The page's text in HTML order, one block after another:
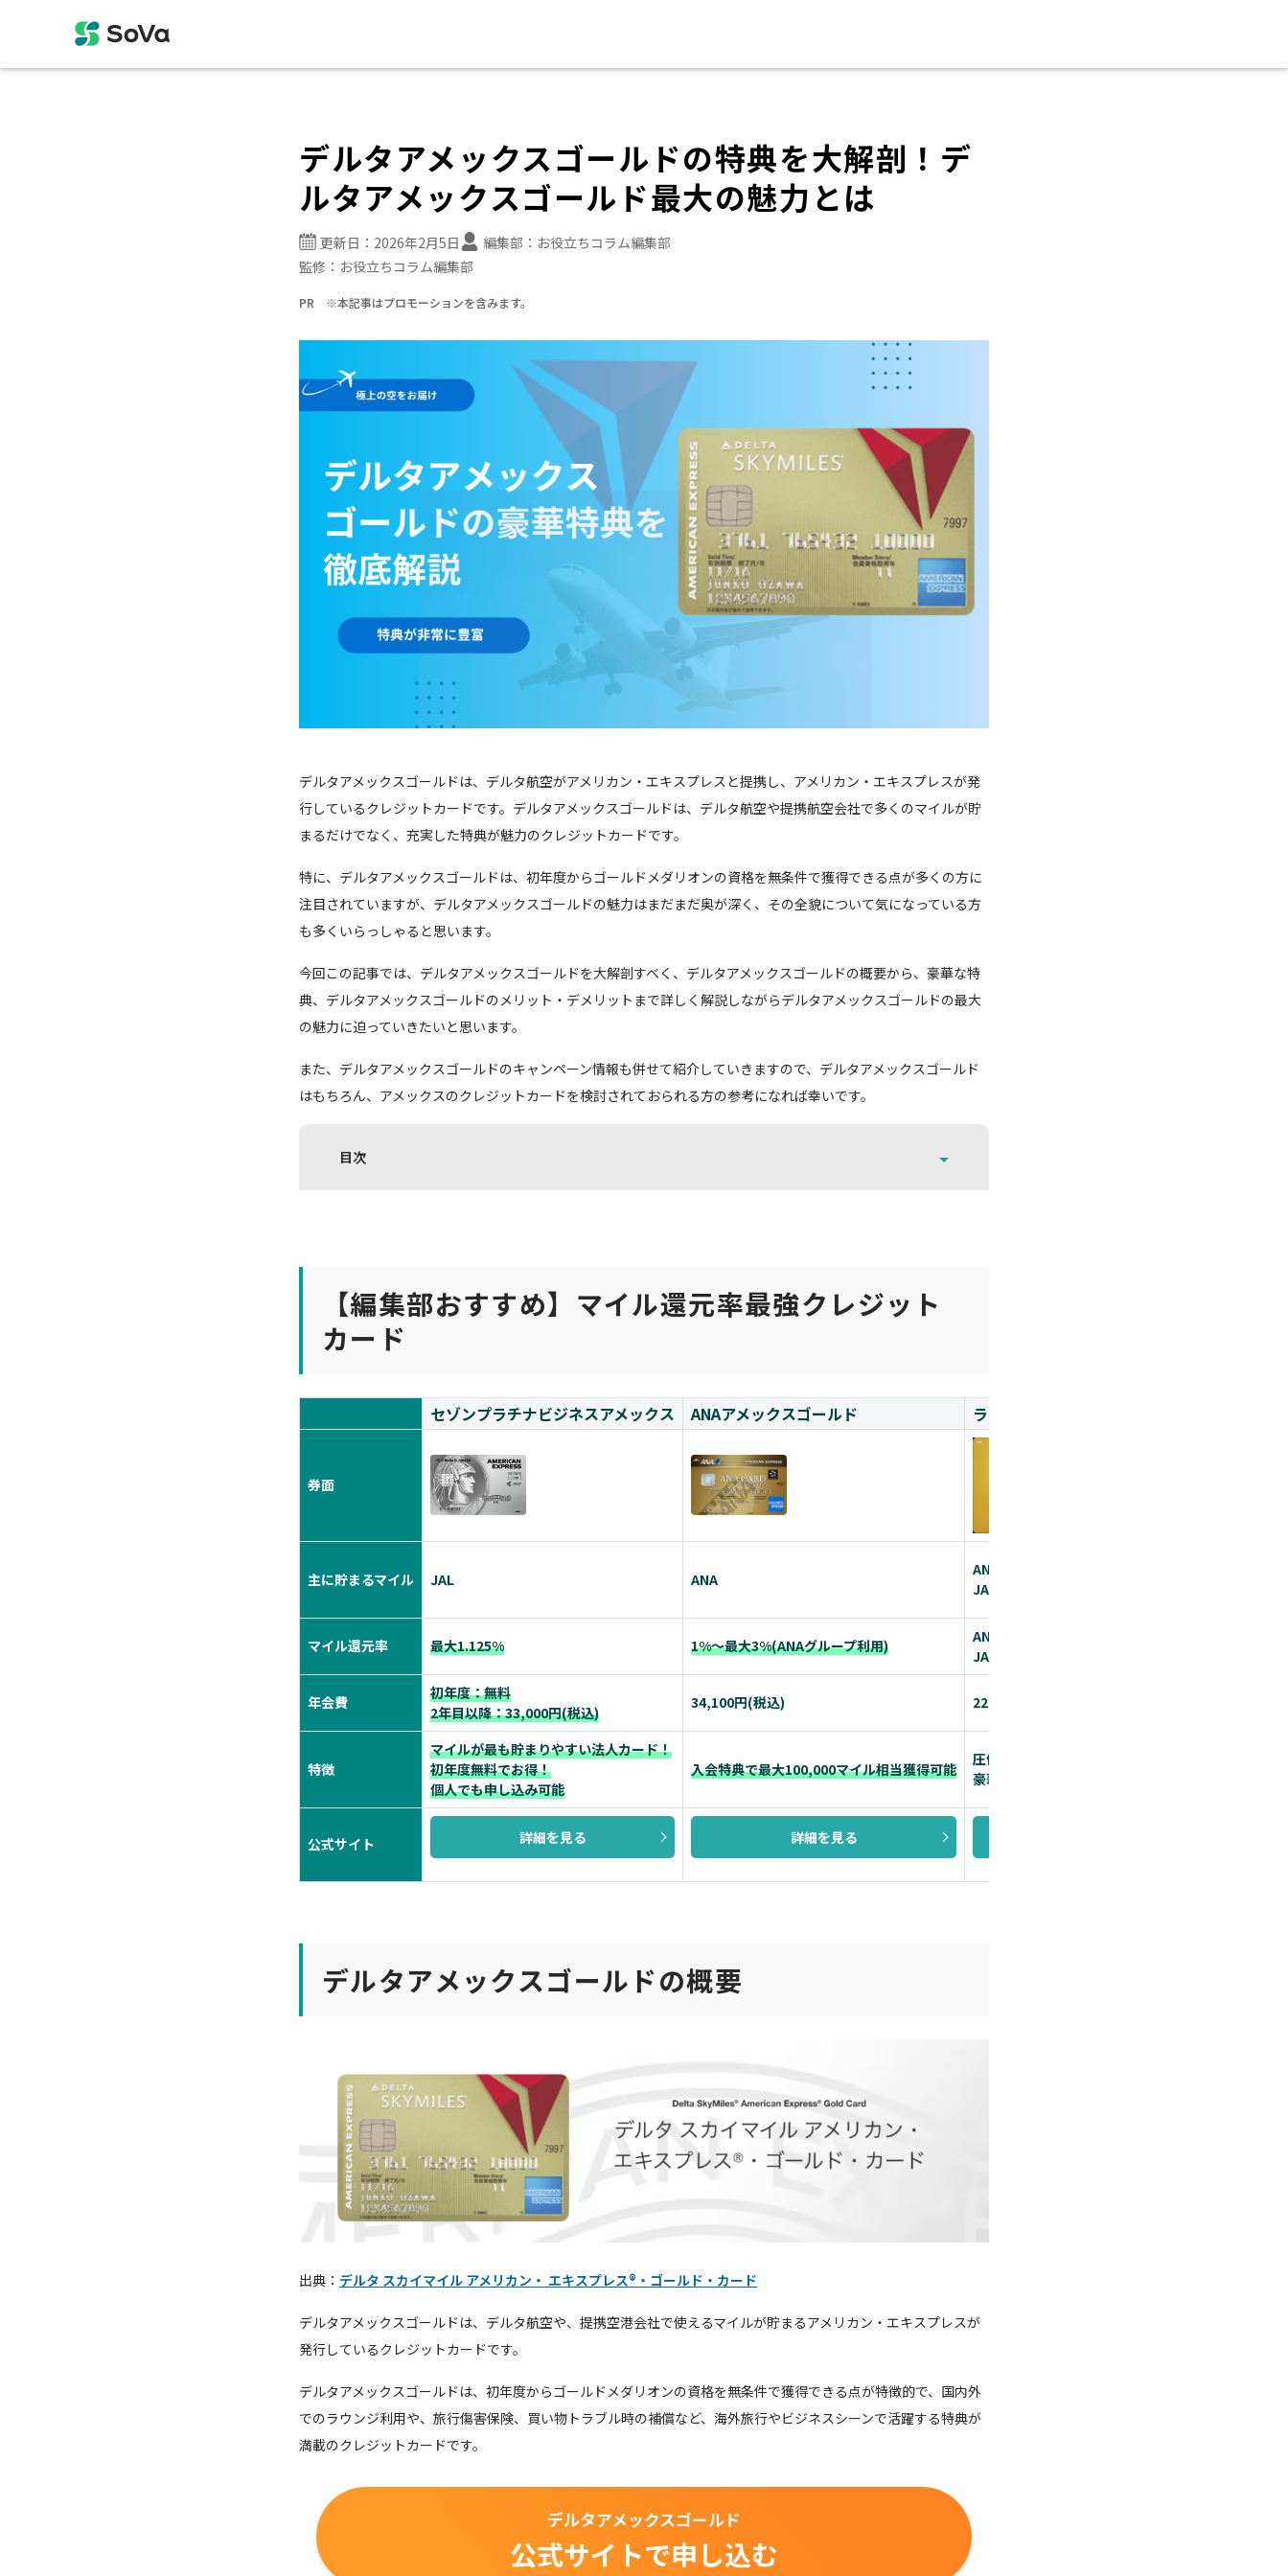
デルタアメックスゴールドの特典を大解剖！デ
ルタアメックスゴールド最大の魅力とは
更新日： 2026年2月5日 編集部： お役立ちコラム編集部
監修： お役立ちコラム編集部
PR ※本記事はプロモーションを含みます。
デルタアメックスゴールドは、デルタ航空がアメリカン・エキスプレスと提携し、アメリカン・エキスプレスが発
行しているクレジットカードです。デルタアメックスゴールドは、デルタ航空や提携航空会社で多くのマイルが貯
まるだけでなく、充実した特典が魅力のクレジットカードです。
特に、デルタアメックスゴールドは、初年度からゴールドメダリオンの資格を無条件で獲得できる点が多くの方に
注目されていますが、デルタアメックスゴールドの魅力はまだまだ奥が深く、その全貌について気になっている方
も多くいらっしゃると思います。
今回この記事では、デルタアメックスゴールドを大解剖すべく、デルタアメックスゴールドの概要から、豪華な特
典、デルタアメックスゴールドのメリット・デメリットまで詳しく解説しながらデルタアメックスゴールドの最大
の魅力に迫っていきたいと思います。
また、デルタアメックスゴールドのキャンペーン情報も併せて紹介していきますので、デルタアメックスゴールド
はもちろん、アメックスのクレジットカードを検討されておられる方の参考になれば幸いです。
目次
【編集部おすすめ】マイル還元率最強クレジット
カード
セゾンプラチナビジネスアメックス ANAアメックスゴールド ラグジュアリーカード ゴールド
券面
主に貯まるマイル JAL ANA
ANA
JAL
マイル還元率 最大1.125% 1%～最大3%(ANAグループ利用)
ANA：0.9%
JAL：0.9%
年会費
初年度：無料
2年目以降：33,000円(税込)
34,100円(税込) 220,000円(税込)
特徴
マイルが最も貯まりやすい法人カード！
初年度無料でお得！
個人でも申し込み可能
入会特典で最大100,000マイル相当獲得可能
圧倒的なステータスカード
豪華な特典も付帯
公式サイト 詳細を見る 詳細を見る
デルタアメックスゴールドの概要
出典： デルタ スカイマイル アメリカン・ エキスプレス®・ゴールド・カード
デルタアメックスゴールドは、デルタ航空や、提携空港会社で使えるマイルが貯まるアメリカン・エキスプレスが
発行しているクレジットカードです。
デルタアメックスゴールドは、初年度からゴールドメダリオンの資格を無条件で獲得できる点が特徴的で、国内外
でのラウンジ利用や、旅行傷害保険、買い物トラブル時の補償など、海外旅行やビジネスシーンで活躍する特典が
満載のクレジットカードです。
デルタアメックスゴールド
公式サイトで申し込む